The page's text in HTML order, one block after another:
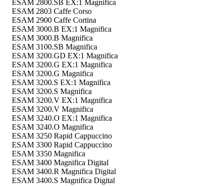
ESAM 2800.SB EX:1 Magnifica
ESAM 2803 Caffe Corso
ESAM 2900 Caffe Cortina
ESAM 3000.B EX:1 Magnifica
ESAM 3000.B Magnifica
ESAM 3100.SB Magnifica
ESAM 3200.GD EX:1 Magnifica
ESAM 3200.G EX:1 Magnifica
ESAM 3200.G Magnifica
ESAM 3200.S EX:1 Magnifica
ESAM 3200.S Magnifica
ESAM 3200.V EX:1 Magnifica
ESAM 3200.V Magnifica
ESAM 3240.O EX:1 Magnifica
ESAM 3240.O Magnifica
ESAM 3250 Rapid Cappuccino
ESAM 3300 Rapid Cappuccino
ESAM 3350 Magnifica
ESAM 3400 Magnifica Digital
ESAM 3400.R Magnifica Digital
ESAM 3400.S Magnifica Digital